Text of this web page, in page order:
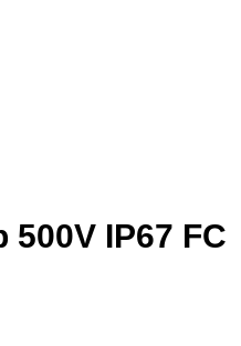
500V IP67 FC